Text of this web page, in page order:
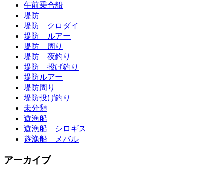
午前乗合船
堤防
堤防 クロダイ
堤防 ルアー
堤防 周り
堤防 夜釣り
堤防 投げ釣り
堤防ルアー
堤防周り
堤防投げ釣り
未分類
遊漁船
遊漁船 シロギス
遊漁船 メバル
アーカイブ